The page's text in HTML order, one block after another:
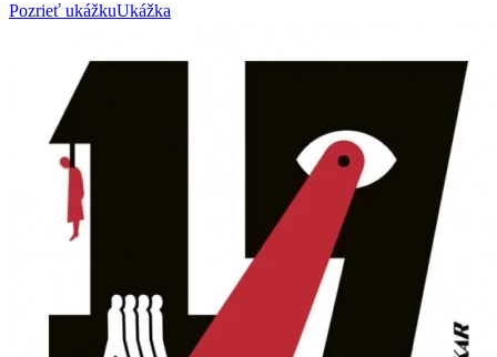
Pozrieť ukážkuUkážka